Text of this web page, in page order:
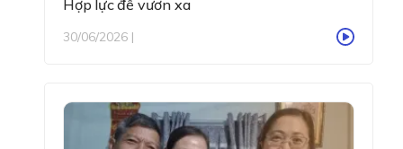
Hợp lực để vươn xa
30/06/2026 |